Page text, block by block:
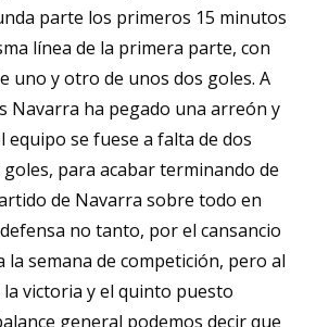
parte los primeros 15 minutos
línea de la primera parte, con
uno y otro de unos dos goles. A
Navarra ha pegado una arreón y
equipo se fuese a falta de dos
para acabar terminando de
de Navarra sobre todo en
no tanto, por el cansancio
la semana de competición, pero al
victoria y el quinto puesto
general podemos decir que